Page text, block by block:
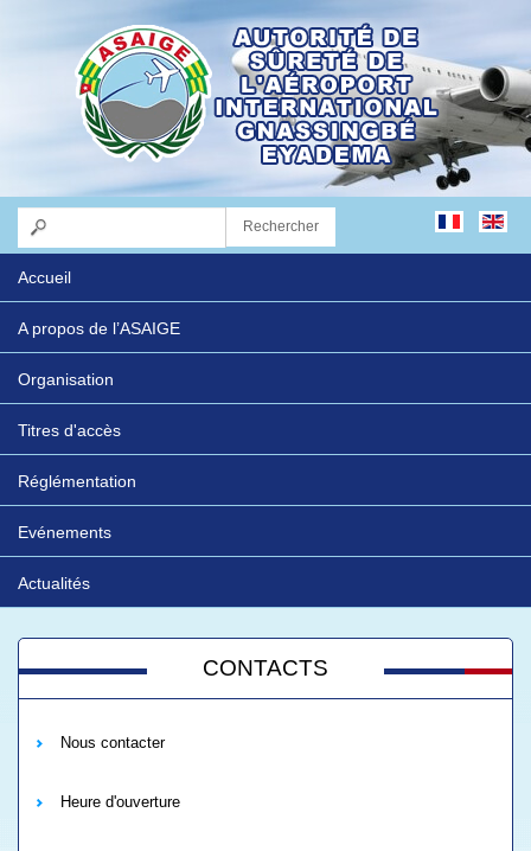
Accueil
A propos de l’ASAIGE
Organisation
Titres d'accès
Réglémentation
Evénements
Actualités
CONTACTS
Nous contacter
Heure d'ouverture